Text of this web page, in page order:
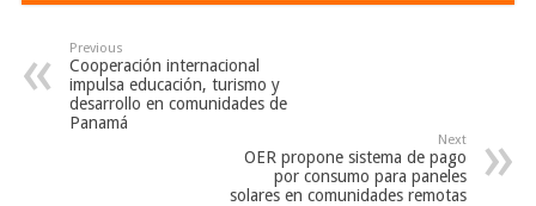
Previous
Cooperación internacional
impulsa educación, turismo y
desarrollo en comunidades de
Panamá
Next
OER propone sistema de pago
por consumo para paneles
solares en comunidades remotas